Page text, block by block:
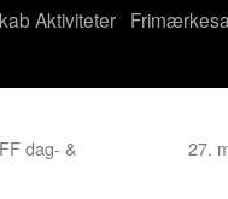
Aktiviteter
dag- &
27.